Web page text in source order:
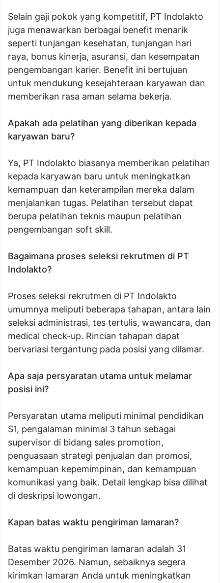
Selain gaji pokok yang kompetitif, PT Indolakto
juga menawarkan berbagai benefit menarik
seperti tunjangan kesehatan, tunjangan hari
raya, bonus kinerja, asuransi, dan kesempatan
pengembangan karier. Benefit ini bertujuan
untuk mendukung kesejahteraan karyawan dan
memberikan rasa aman selama bekerja.
Apakah ada pelatihan yang diberikan kepada
karyawan baru?
Ya, PT Indolakto biasanya memberikan pelatihan
kepada karyawan baru untuk meningkatkan
kemampuan dan keterampilan mereka dalam
menjalankan tugas. Pelatihan tersebut dapat
berupa pelatihan teknis maupun pelatihan
pengembangan soft skill.
Bagaimana proses seleksi rekrutmen di PT
Indolakto?
Proses seleksi rekrutmen di PT Indolakto
umumnya meliputi beberapa tahapan, antara lain
seleksi administrasi, tes tertulis, wawancara, dan
medical check-up. Rincian tahapan dapat
bervariasi tergantung pada posisi yang dilamar.
Apa saja persyaratan utama untuk melamar
posisi ini?
Persyaratan utama meliputi minimal pendidikan
S1, pengalaman minimal 3 tahun sebagai
supervisor di bidang sales promotion,
penguasaan strategi penjualan dan promosi,
kemampuan kepemimpinan, dan kemampuan
komunikasi yang baik. Detail lengkap bisa dilihat
di deskripsi lowongan.
Kapan batas waktu pengiriman lamaran?
Batas waktu pengiriman lamaran adalah 31
Desember 2026. Namun, sebaiknya segera
kirimkan lamaran Anda untuk meningkatkan